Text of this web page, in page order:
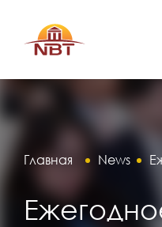
Главная News